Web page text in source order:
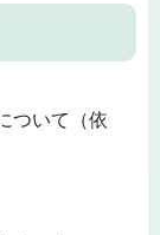
ついて（依